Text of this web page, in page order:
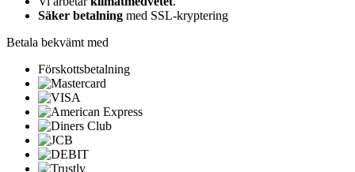
Säker betalning med SSL-kryptering
Betala bekvämt med
Förskottsbetalning